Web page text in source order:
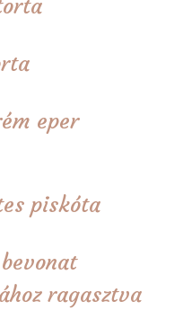
eper
piskóta
ragasztva